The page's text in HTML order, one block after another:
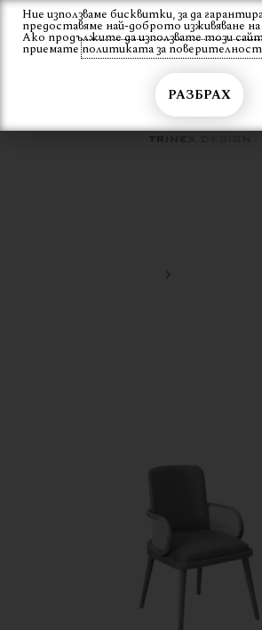
Skip
content
Вход
Ние използваме бисквитки, за да
предоставяме най-доброто изживяване
Ако продължите да използвате този
приематеполитиката за
РАЗБРАХ